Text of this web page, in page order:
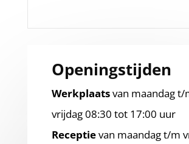
Openingstijden
Werkplaatsvan maandag t/
vrijdag 08:30 tot 17:00 uur
Receptievan maandag t/m